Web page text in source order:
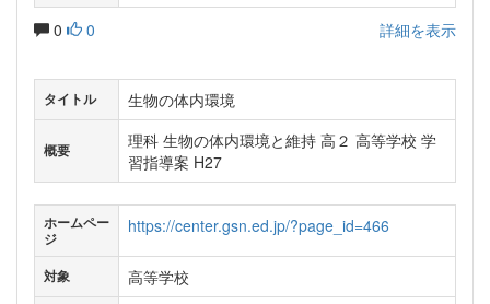
0 0 詳細を表示
タイトル 生物の体内環境
概要
理科 生物の体内環境と維持 高２ 高等学校 学
習指導案 H27
ホームペー
ジ
https://center.gsn.ed.jp/?page_id=466
対象 高等学校